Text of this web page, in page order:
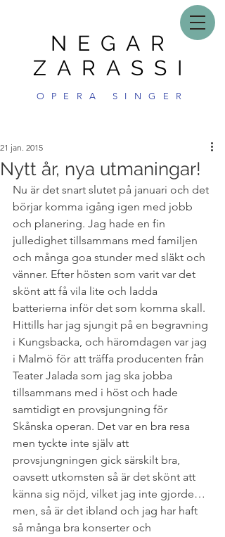
NEGAR
ZARASSI
OPERA SINGER
Nytt år, nya utmaningar!
21 jan. 2015
Nu är det snart slutet på januari och det
börjar komma igång igen med jobb
och planering. Jag hade en fin
julledighet tillsammans med familjen
och många goa stunder med släkt och
vänner. Efter hösten som varit var det
skönt att få vila lite och ladda
batterierna inför det som komma skall.
Hittills har jag sjungit på en begravning
i Kungsbacka, och häromdagen var jag
i Malmö för att träffa producenten från
Teater Jalada som jag ska jobba
tillsammans med i höst och hade
samtidigt en provsjungning för
Skånska operan. Det var en bra resa
men tyckte inte själv att
provsjungningen gick särskilt bra,
oavsett utkomsten så är det skönt att
känna sig nöjd, vilket jag inte gjorde…
men, så är det ibland och jag har haft
så många bra konserter och